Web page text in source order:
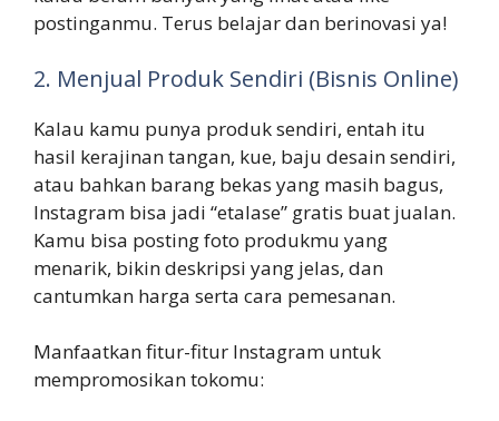
postinganmu. Terus belajar dan berinovasi ya!
2. Menjual Produk Sendiri (Bisnis Online)
Kalau kamu punya produk sendiri, entah itu
hasil kerajinan tangan, kue, baju desain sendiri,
atau bahkan barang bekas yang masih bagus,
Instagram bisa jadi “etalase” gratis buat jualan.
Kamu bisa posting foto produkmu yang
menarik, bikin deskripsi yang jelas, dan
cantumkan harga serta cara pemesanan.
Manfaatkan fitur-fitur Instagram untuk
mempromosikan tokomu: